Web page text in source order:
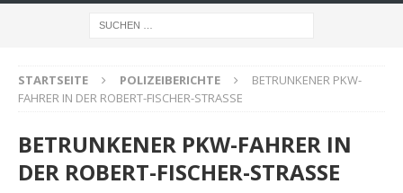
STARTSEITE POLIZEIBERICHTE
BETRUNKENER PKW-
FAHRER IN DER ROBERT-FISCHER-STRASSE
BETRUNKENER PKW-FAHRER IN
DER ROBERT-FISCHER-STRASSE